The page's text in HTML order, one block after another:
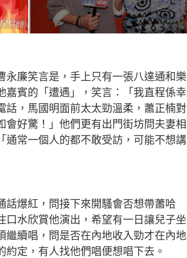
廉笑言是，手上只有一張八達通和樂
嘉賓的「遭遇」，笑言：「我直程係幸
話，馬國明面前太太勁溫柔，蕭正楠對
好驚！」他們更有出門街坊問夫妻相
通常一個人的都不敢受訪，可能不想講
話爆紅，問接下來開騷會否想帶蕭哈
口水欣賞他演出，希望有一日讓兒子坐
繼續唱，問是否在內地收入勁才在內地
定，有人找他們唱便想唱下去。